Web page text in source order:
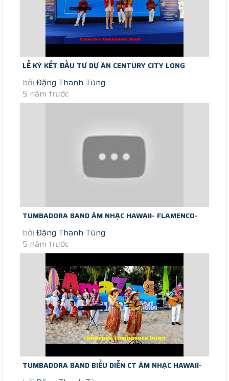
LỄ KÝ KẾT ĐẦU TƯ DỰ ÁN CENTURY CITY LONG
THÀNH 24/4/2021 TUMBADORA FLAMENCO...
bởi Đặng Thanh Tùng
5 năm trước
TUMBADORA BAND ÂM NHẠC HAWAII- FLAMENCO-
LATIN HOÀNG HÔN TRÊN BIỂN CHÀO...
bởi Đặng Thanh Tùng
5 năm trước
TUMBADORA BAND BIỂU DIỄN CT ÂM NHẠC HAWAII-